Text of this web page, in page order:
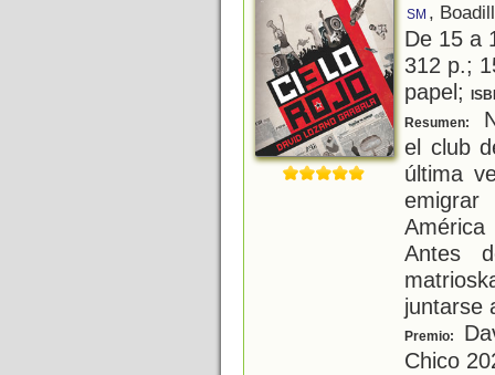
SM ,
De 15 a
312 p.;
papel;
Resumen:
el club
última
Antes
juntarse
Premio:
Chico